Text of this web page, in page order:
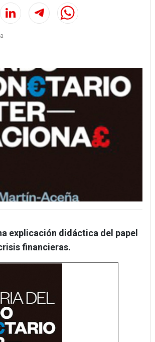
explicación didáctica del papel
financieras.